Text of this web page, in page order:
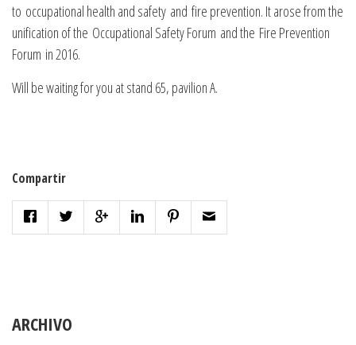
to occupational health and safety and fire prevention. It arose from the
unification of the Occupational Safety Forum and the Fire Prevention
Forum in 2016.
Will be waiting for you at stand 65, pavilion A.
Compartir
ARCHIVO